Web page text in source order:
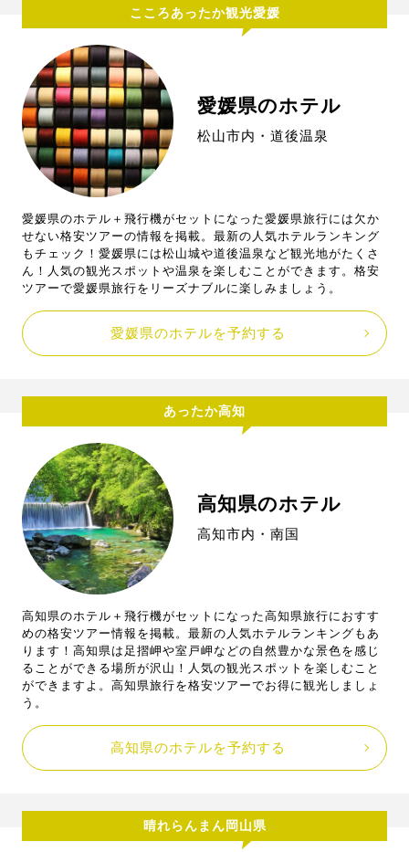
こころあったか観光愛媛
愛媛県のホテル
松山市内・道後温泉
愛媛県のホテル＋飛行機がセットになった愛媛県旅行には欠か
せない格安ツアーの情報を掲載。最新の人気ホテルランキング
もチェック！愛媛県には松山城や道後温泉など観光地がたくさ
ん！人気の観光スポットや温泉を楽しむことができます。格安
ツアーで愛媛県旅行をリーズナブルに楽しみましょう。
愛媛県のホテルを予約する
あったか高知
高知県のホテル
高知市内・南国
高知県のホテル＋飛行機がセットになった高知県旅行におすす
めの格安ツアー情報を掲載。最新の人気ホテルランキングもあ
ります！高知県は足摺岬や室戸岬などの自然豊かな景色を感じ
ることができる場所が沢山！人気の観光スポットを楽しむこと
ができますよ。高知県旅行を格安ツアーでお得に観光しましょ
う。
高知県のホテルを予約する
晴れらんまん岡山県